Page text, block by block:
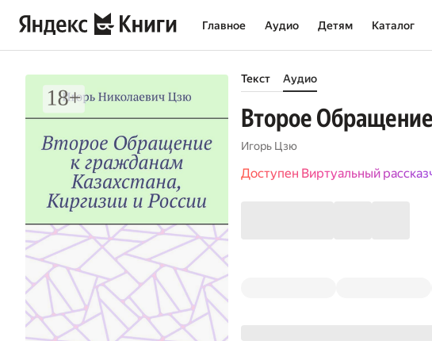
Главное Аудио Детям Каталог
Текст Аудио
Второе
Игорь Цзю
Доступен Виртуальный